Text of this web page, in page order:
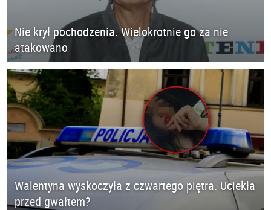
Nie krył pochodzenia. Wielokrotnie go za nie
atakowano
Walentyna wyskoczyła z czwartego piętra. Uciekła
przed gwałtem?